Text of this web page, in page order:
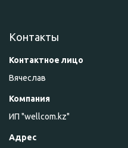
Контакты
Вячеслав
ИП "wellcom.kz"